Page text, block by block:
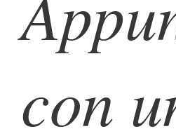
con